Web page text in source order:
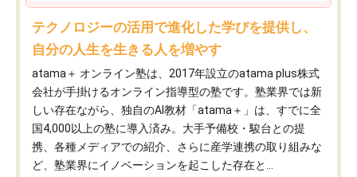
テクノロジーの活用で進化した学びを提供し、
自分の人生を生きる人を増やす
atama＋ オンライン塾は、2017年設立のatama plus株式
会社が手掛けるオンライン指導型の塾です。塾業界では新
しい存在ながら、独自のAI教材「atama＋」は、すでに全
国4,000以上の塾に導入済み。大手予備校・駿台との提
携、各種メディアでの紹介、さらに産学連携の取り組みな
ど、塾業界にイノベーションを起こした存在と...